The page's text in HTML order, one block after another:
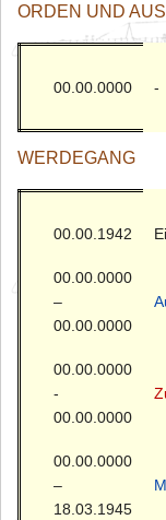
ORDEN UND
00.00.0000 -
WERDEGANG
00.00.1942
00.00.0000
–
00.00.0000
00.00.0000
-
00.00.0000
00.00.0000
–
18.03.1945